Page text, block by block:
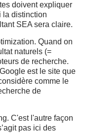
doivent expliquer
la distinction
SEA sera claire.
Quand on
naturels (=
de recherche.
est le site que
comme le
de
C'est l'autre façon
pas ici des